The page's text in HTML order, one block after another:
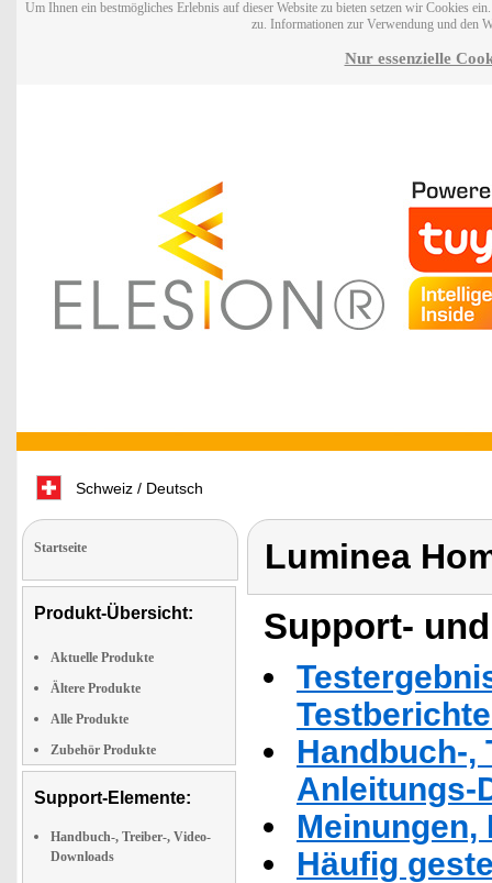
Um Ihnen ein bestmögliches Erlebnis auf dieser Website zu bieten setzen wir Cookies
zu. Informationen zur Verwendung und den
Nur essenzielle
Schweiz / Deutsch
Startseite
Produkt-Übersicht:
Aktuelle Produkte
Ältere Produkte
Alle Produkte
Zubehör Produkte
Support-Elemente:
Handbuch-, Treiber-, Video-
Downloads
Luminea
Support-
Handbuch-,
Anleitungs-
Häufig